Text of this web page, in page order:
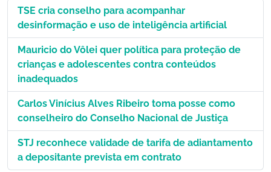
TSE cria conselho para acompanhar
desinformação e uso de inteligência artificial
Mauricio do Vôlei quer política para proteção de
crianças e adolescentes contra conteúdos
inadequados
Carlos Vinícius Alves Ribeiro toma posse como
conselheiro do Conselho Nacional de Justiça
STJ reconhece validade de tarifa de adiantamento
a depositante prevista em contrato